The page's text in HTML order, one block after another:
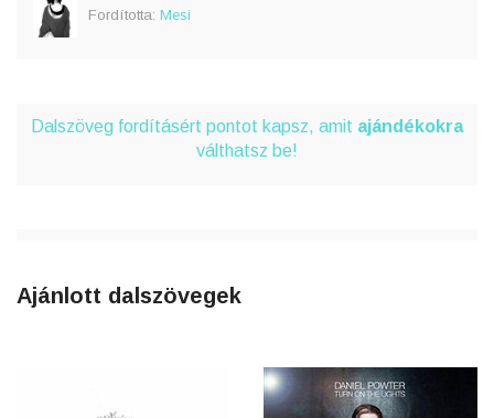
Fordította: Mesi
Dalszöveg fordításért pontot kapsz, amit ajándékokra
válthatsz be!
Ajánlott dalszövegek